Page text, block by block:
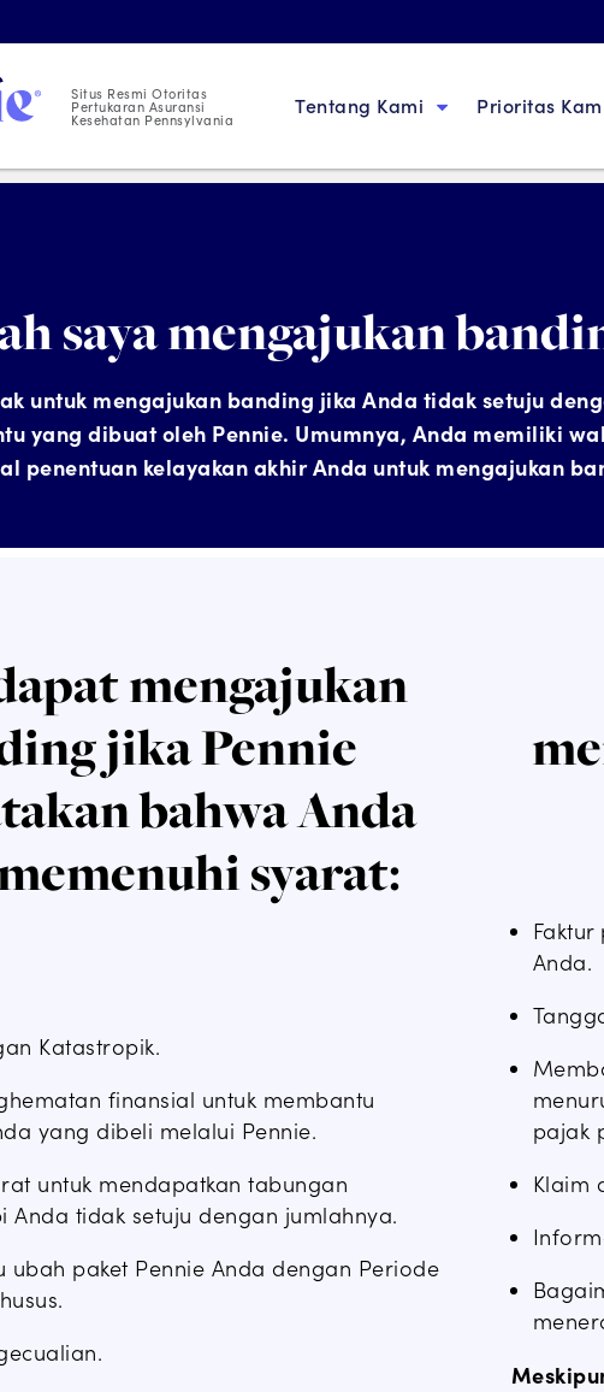
Situs Resmi Otoritas
Pertukaran Asuransi
Kesehatan Pennsylvania
Tentang Kami Prioritas
saya mengajukan
untuk mengajukan banding jika Anda tidak setuju
yang dibuat oleh Pennie. Umumnya, Anda memiliki
penentuan kelayakan akhir Anda untuk mengajukan
mengajukan
jika Pennie
bahwa Anda
syarat:
Katastropik.
finansial untuk membantu
yang dibeli melalui Pennie.
untuk mendapatkan tabungan
Anda tidak setuju dengan jumlahnya.
ubah paket Pennie Anda dengan Periode
Anda.
pajak
Klaim